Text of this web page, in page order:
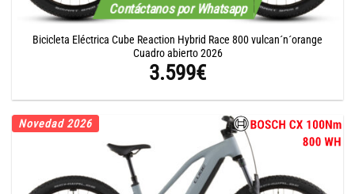
Contáctanos por Whatsapp
Bicicleta Eléctrica Cube Reaction Hybrid Race 800 vulcan´n´orange
Cuadro abierto 2026
3.599€
Novedad 2026